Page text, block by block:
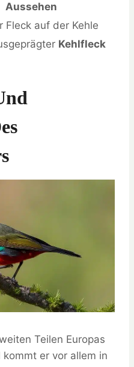
Aussehen
Fleck auf der Kehle
Kehlfleck
Teilen Europas
er vor allem in